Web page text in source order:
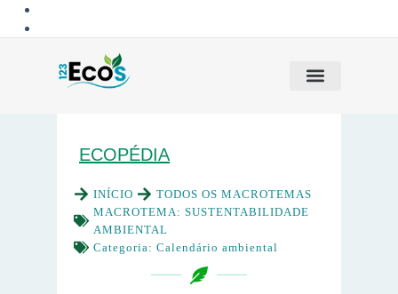
ECOPÉDIA
INÍCIO
TODOS OS MACROTEMAS
MACROTEMA: SUSTENTABILIDADE
AMBIENTAL
Categoria: Calendário ambiental